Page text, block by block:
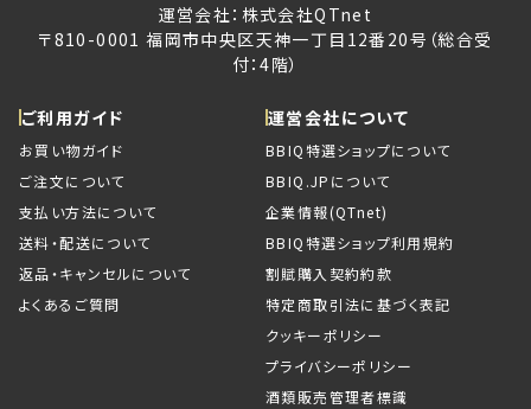
運営会社：株式会社QTnet
〒810-0001 福岡市中央区天神一丁目12番20号（総合受
付：4階）
ご利用ガイド
お買い物ガイド
ご注文について
支払い方法について
送料・配送について
返品・キャンセルについて
よくあるご質問
運営会社について
BBIQ特選ショップについて
BBIQ.JPについて
企業情報(QTnet)
BBIQ特選ショップ利用規約
割賦購入契約約款
特定商取引法に基づく表記
クッキーポリシー
プライバシーポリシー
酒類販売管理者標識